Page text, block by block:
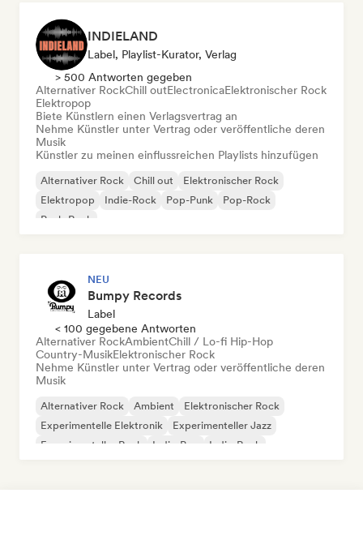
INDIELAND
Label, Playlist-Kurator, Verlag
> 500 Antworten gegeben
Alternativer RockChill outElectronicaElektronischer Rock
Elektropop
Biete Künstlern einen Verlagsvertrag an
Nehme Künstler unter Vertrag oder veröffentliche deren
Musik
Künstler zu meinen einflussreichen Playlists hinzufügen
Alternativer Rock Chill out
Elektronischer Rock
Elektropop
Indie-Rock Pop-Punk
Pop-Rock
Punk-Rock
NEU
Bumpy Records
Label
< 100 gegebene Antworten
Alternativer RockAmbientChill / Lo-fi Hip-Hop
Country-MusikElektronischer Rock
Nehme Künstler unter Vertrag oder veröffentliche deren
Musik
Alternativer Rock Ambient
Elektronischer Rock
Experimentelle Elektronik
Experimenteller Jazz
Experimenteller Rock
Indie-Pop Indie-Rock